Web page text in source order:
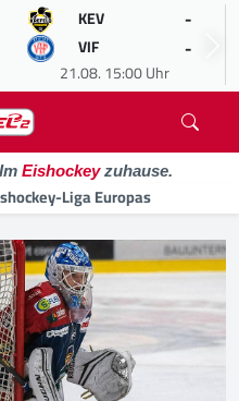
KEV -
VIF -
21.08. 15:00 Uhr
Eishockeyzuhause.
Liga Europas